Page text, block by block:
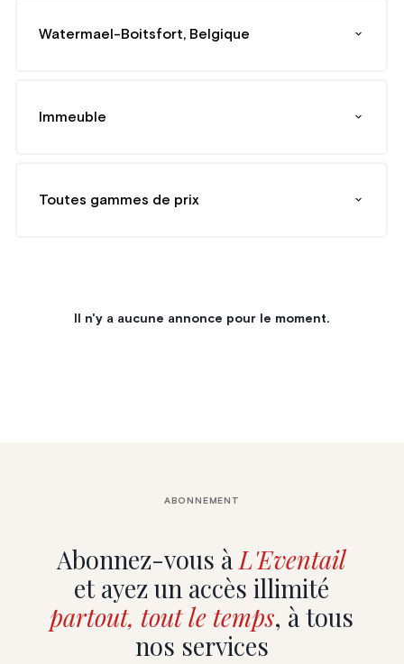
Watermael-Boitsfort, Belgique
Immeuble
Toutes gammes de prix
Il n'y a aucune annonce pour le moment.
Abonnez-vous àL'Eventail
et ayez un accès illimité
partout, tout le temps, à tous
nos services
ABONNEMENT